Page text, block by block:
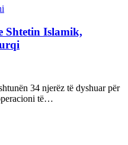
Shtetin Islamik,
34 njerëz të dyshuar për
të…